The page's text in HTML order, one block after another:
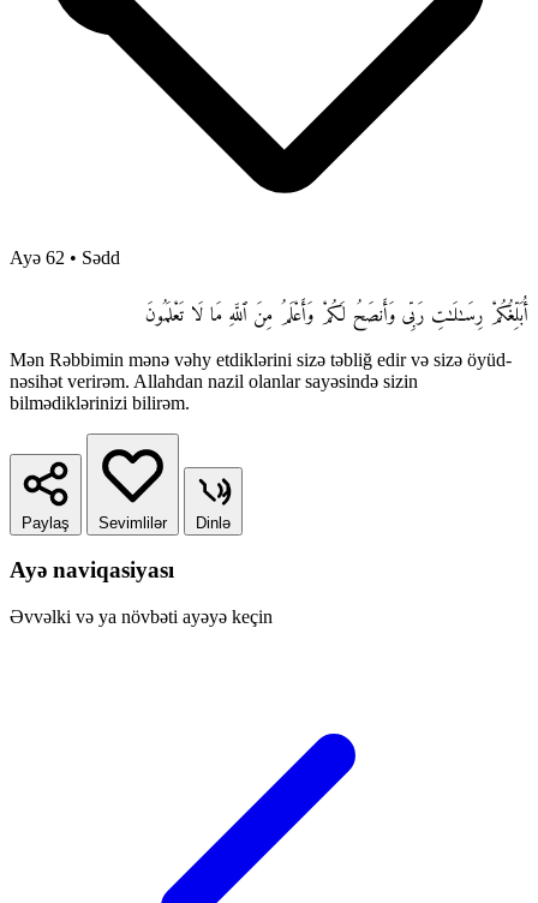
Ayə 62 • Sədd
أُبَلِّغُكُمْ رِسَـٰلَـٰتِ رَبِّى وَأَنصَحُ لَكُمْ وَأَعْلَمُ مِنَ ٱللَّهِ مَا لَا تَعْلَمُونَ
Mən Rəbbimin mənə vəhy etdiklərini sizə təbliğ edir və sizə öyüd-
nəsihət verirəm. Allahdan nazil olanlar sayəsində sizin
bilmədiklərinizi bilirəm.
Paylaş Sevimlilər Dinlə
Ayə naviqasiyası
Əvvəlki və ya növbəti ayəyə keçin